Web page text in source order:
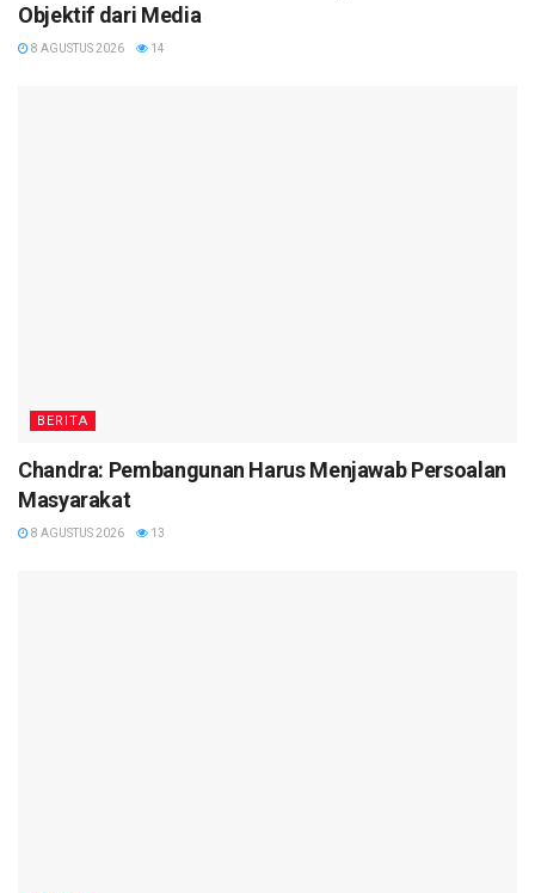
Objektif dari Media
8 AGUSTUS 2026 14
BERITA
Chandra: Pembangunan Harus Menjawab Persoalan
Masyarakat
8 AGUSTUS 2026 13